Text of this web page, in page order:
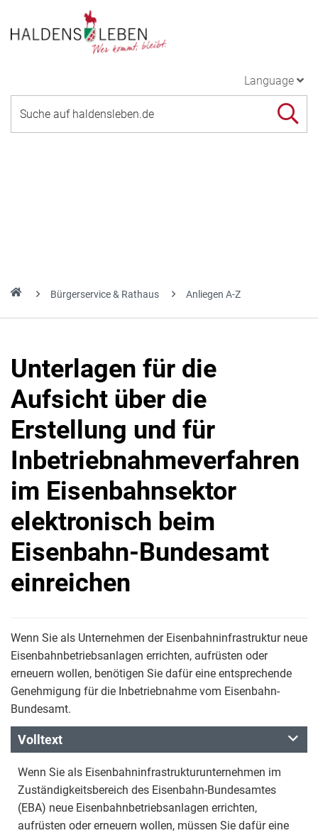
Language
Bürgerservice & Rathaus Anliegen A-Z
Unterlagen für die
Aufsicht über die
Erstellung und für
Inbetriebnahmeverfahren
im Eisenbahnsektor
elektronisch beim
Eisenbahn-Bundesamt
einreichen
Wenn Sie als Unternehmen der Eisenbahninfrastruktur neue
Eisenbahnbetriebsanlagen errichten, aufrüsten oder
erneuern wollen, benötigen Sie dafür eine entsprechende
Genehmigung für die Inbetriebnahme vom Eisenbahn-
Bundesamt.
Volltext
Wenn Sie als Eisenbahninfrastrukturunternehmen im
Zuständigkeitsbereich des Eisenbahn-Bundesamtes
(EBA) neue Eisenbahnbetriebsanlagen errichten,
aufrüsten oder erneuern wollen, müssen Sie dafür eine